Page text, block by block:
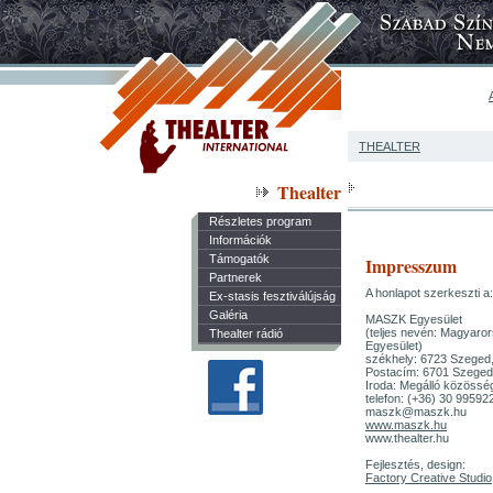
THEALTER
Thealter
Részletes program
Információk
Támogatók
Partnerek
Ex-stasis fesztiválújság
Galéria
Thealter rádió
Impresszum
A honlapot szerkeszti a:
MASZK Egyesület
(teljes nevén:
Egyesület)
székhely: 6723
Postacím: 6701
Iroda: Megálló
telefon: (+36) 30
maszk@maszk.hu
www.maszk.hu
www.thealter.hu
Fejlesztés, design:
Factory Creative Studio